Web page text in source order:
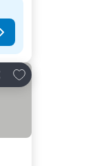
Añadir a favoritos